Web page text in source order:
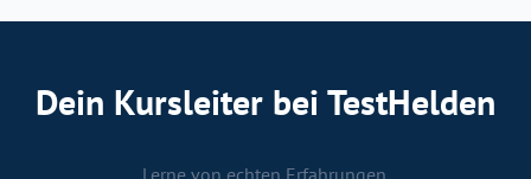
Dein Kursleiter bei TestHelden